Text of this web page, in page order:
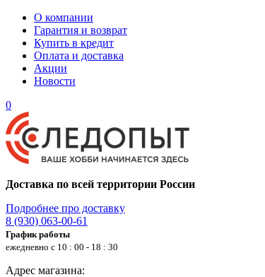
О компании
Гарантия и возврат
Купить в кредит
Оплата и доставка
Акции
Новости
0
Доставка по всей территории России
Подробнее про доставку
8 (930) 063-00-61
График работы
ежедневно с 10 : 00 - 18 : 30
Адрес магазина: